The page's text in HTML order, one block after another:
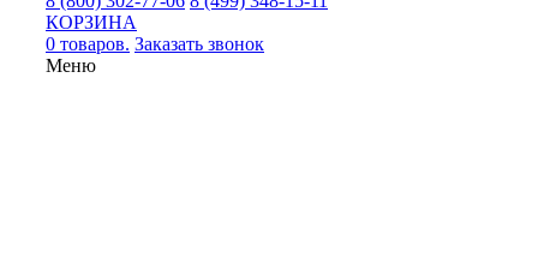
КОРЗИНА
0 товаров. Заказать звонок
Меню